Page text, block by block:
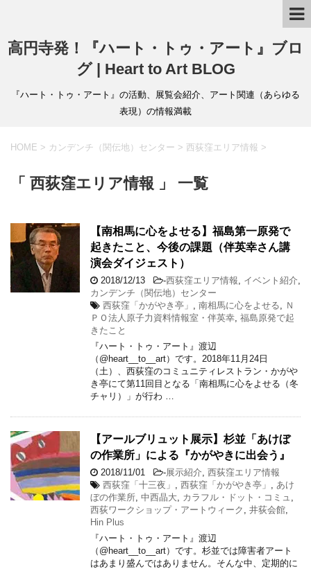
高円寺発！『ハート・トゥ・アート』ブロ
グ | Heart to Art BLOG
『ハート・トゥ・アート』の活動、展覧会紹介、アート関連（あらゆる
表現）の情報満載
HOME > カンデンチ（関伝地）センター > 西荻窪エリア情報 >
「 西荻窪エリア情報 」 一覧
【南相馬に心をよせる】福島第一原発で
起きたこと、今後の課題（伴英幸さん講
演会ダイジェスト）
2018/12/13 -西荻窪エリア情報 イベント紹介
カンデンチ（関伝地）センター
西荻窪「かがやき亭」
南相馬に心をよせる
Ｎ
ＰＯ法人原子力資料情報室・伴英幸 福島原発で起
きたこと
『ハート・トゥ・アート』渡辺
（@heart__to__art）です。2018年11月24日
（土）、西荻窪のコミュニティレストラン・かがや
き亭にて第11回目となる「南相馬に心をよせる（冬
チャリ）」が行わ …
【アールブリュット展示】杉並「あけぼ
の作業所」による『かがやきに出会う』
2018/11/01 -展示紹介 西荻窪エリア情報
西荻窪「十三夜」
西荻窪「かがやき亭」
あけ
ぼの作業所 中西晶大 カラフル・ドット・コミュ
西荻ワークショップ・アートウィーク
井荻会館
Hin Plus
『ハート・トゥ・アート』渡辺
（@heart__to__art）です。杉並では障害者アート
はあまり盛んではありません。そんな中、定期的に